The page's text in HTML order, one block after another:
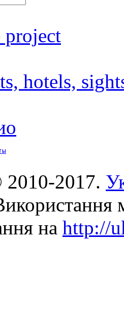
project
hotels,
2017.
на http://